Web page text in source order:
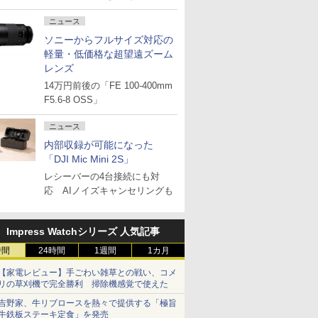
ニュース
ソニーからフルサイズ対応の
軽量・低価格な超望遠ズーム
レンズ
14万円前後の「FE 100-400mm
F5.6-8 OSS」
ニュース
内部収録が可能になった
「DJI Mic Mini 2S」
レシーバーの4台接続にも対
応 AIノイズキャンセリングも
Impress Watchシリーズ 人気記事
24時間 1週間 1カ月
家電レビュー】手ごわい雑草との戦い、コメ
の草刈機で完全勝利 掃除機感覚で使えた
野家、牛リブロースを熱々で提供する「極旨
鉄板ステーキ定食」を発売